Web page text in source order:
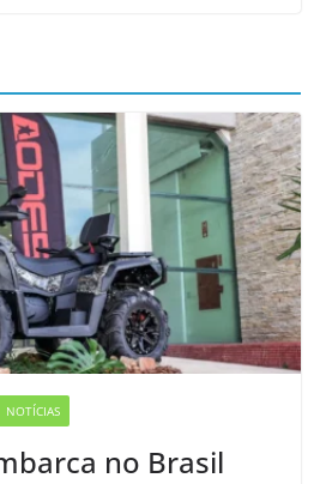
NOTÍCIAS
no Brasil